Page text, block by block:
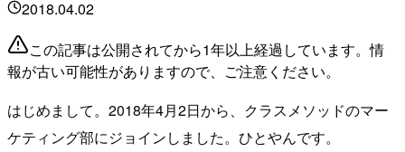
2018.04.02
この記事は公開されてから1年以上経過しています。情
報が古い可能性がありますので、ご注意ください。
はじめまして。2018年4月2日から、クラスメソッドのマー
ケティング部にジョインしました。ひとやんです。